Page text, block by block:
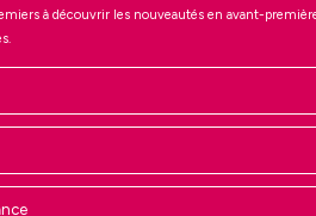
à découvrir les nouveautés en avant-